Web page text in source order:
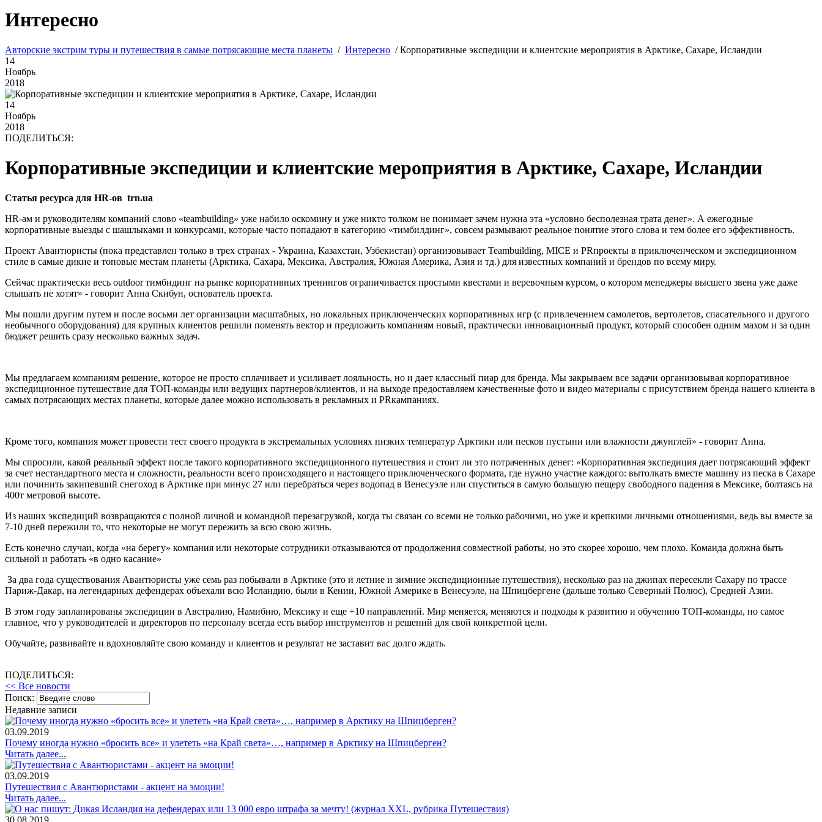
Интересно
Авторские экстрим туры и путешествия в самые потрясающие места планеты / Интересно /Корпоративные экспедиции и клиентские мероприятия в Арктике, Сахаре, Исландии
14
Ноябрь
2018
14
Ноябрь
2018
ПОДЕЛИТЬСЯ:
Корпоративные экспедиции и клиентские мероприятия в Арктике, Сахаре, Исландии
Статья ресурса для HR-ов trn.ua
HR-ам и руководителям компаний слово «teambuilding» уже набило оскомину и уже никто толком не понимает зачем нужна эта «условно бесполезная трата денег». А ежегодные
корпоративные выезды с шашлыками и конкурсами, которые часто попадают в категорию «тимбилдинг», совсем размывают реальное понятие этого слова и тем более его эффективность.
Проект Авантюристы (пока представлен только в трех странах - Украина, Казахстан, Узбекистан) организовывает Teambuilding, MICE и PRпроекты в приключенческом и экспедиционном
стиле в самые дикие и топовые местам планеты (Арктика, Сахара, Мексика, Австралия, Южная Америка, Азия и тд.) для известных компаний и брендов по всему миру.
Сейчас практически весь outdoor тимбидинг на рынке корпоративных тренингов ограничивается простыми квестами и веревочным курсом, о котором менеджеры высшего звена уже даже
слышать не хотят» - говорит Анна Скибун, основатель проекта.
Мы пошли другим путем и после восьми лет организации масштабных, но локальных приключенческих корпоративных игр (с привлечением самолетов, вертолетов, спасательного и другого
необычного оборудования) для крупных клиентов решили поменять вектор и предложить компаниям новый, практически инновационный продукт, который способен одним махом и за один
бюджет решить сразу несколько важных задач.
Мы предлагаем компаниям решение, которое не просто сплачивает и усиливает лояльность, но и дает классный пиар для бренда. Мы закрываем все задачи организовывая корпоративное
экспедиционное путешествие для ТОП-команды или ведущих партнеров/клиентов, и на выходе предоставляем качественные фото и видео материалы с присутствием бренда нашего клиента в
самых потрясающих местах планеты, которые далее можно использовать в рекламных и PRкампаниях.
Кроме того, компания может провести тест своего продукта в экстремальных условиях низких температур Арктики или песков пустыни или влажности джунглей» - говорит Анна.
Мы спросили, какой реальный эффект после такого корпоративного экспедиционного путешествия и стоит ли это потраченных денег: «Корпоративная экспедиция дает потрясающий эффект
за счет нестандартного места и сложности, реальности всего происходящего и настоящего приключенческого формата, где нужно участие каждого: вытолкать вместе машину из песка в Сахаре
или починить закипевший снегоход в Арктике при минус 27 или перебраться через водопад в Венесуэле или спуститься в самую большую пещеру свободного падения в Мексике, болтаясь на
400т метровой высоте.
Из наших экспедиций возвращаются с полной личной и командной перезагрузкой, когда ты связан со всеми не только рабочими, но уже и крепкими личными отношениями, ведь вы вместе за
7-10 дней пережили то, что некоторые не могут пережить за всю свою жизнь.
Есть конечно случаи, когда «на берегу» компания или некоторые сотрудники отказываются от продолжения совместной работы, но это скорее хорошо, чем плохо. Команда должна быть
сильной и работать «в одно касание»
За два года существования Авантюристы уже семь раз побывали в Арктике (это и летние и зимние экспедиционные путешествия), несколько раз на джипах пересекли Сахару по трассе
Париж-Дакар, на легендарных дефендерах объехали всю Исландию, были в Кении, Южной Америке в Венесуэле, на Шпицбергене (дальше только Северный Полюс), Средней Азии.
В этом году запланированы экспедиции в Австралию, Намибию, Мексику и еще +10 направлений. Мир меняется, меняются и подходы к развитию и обучению ТОП-команды, но самое
главное, что у руководителей и директоров по персоналу всегда есть выбор инструментов и решений для свой конкретной цели.
Обучайте, развивайте и вдохновляйте свою команду и клиентов и результат не заставит вас долго ждать.
ПОДЕЛИТЬСЯ:
<< Все новости
Поиск:
Недавние записи
03.09.2019
Почему иногда нужно «бросить все» и улететь «на Край света»…, например в Арктику на Шпицберген?
Читать далее...
03.09.2019
Путешествия с Авантюристами - акцент на эмоции!
Читать далее...
30.08.2019